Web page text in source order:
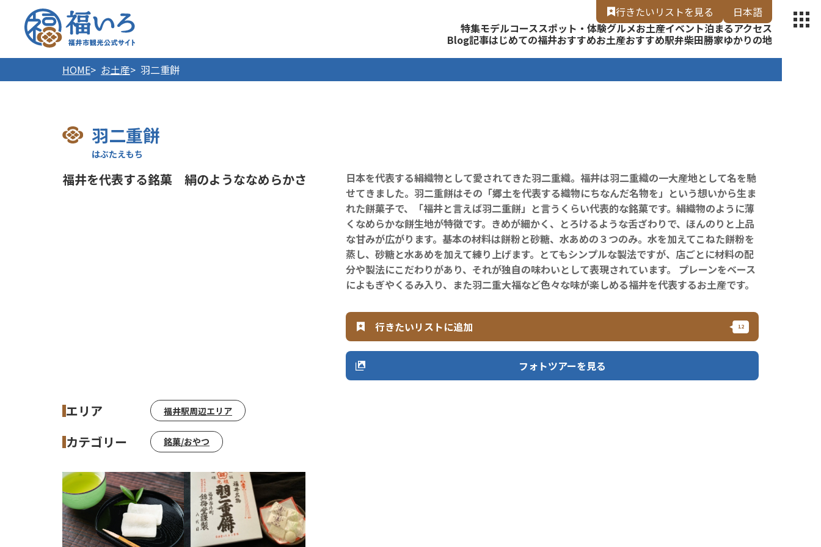
福井市観光公式サイト【福いろ】
行きたいリストを見る
日本語
English
特集モデルコーススポット・体験グルメお土産イベント泊まるアクセス
Blog記事はじめての福井おすすめお土産おすすめ駅弁柴田勝家ゆかりの地
HOME お土産 羽二重餅
羽二重餅
福井を代表する銘菓 絹のようななめらかさ
日本を代表する絹織物として愛されてきた羽二重織。福井は羽二重織の一大産地として名を馳
せてきました。羽二重餅はその「郷土を代表する織物にちなんだ名物を」という想いから生ま
れた餅菓子で、「福井と言えば羽二重餅」と言うくらい代表的な銘菓です。絹織物のように薄
くなめらかな餅生地が特徴です。きめが細かく、とろけるような舌ざわりで、ほんのりと上品
な甘みが広がります。基本の材料は餅粉と砂糖、水あめの３つのみ。水を加えてこねた餅粉を
蒸し、砂糖と水あめを加えて練り上げます。とてもシンプルな製法ですが、店ごとに材料の配
分や製法にこだわりがあり、それが独自の味わいとして表現されています。 プレーンをベース
によもぎやくるみ入り、また羽二重大福など色々な味が楽しめる福井を代表するお土産です。
行きたいリストに追加
フォトツアーを見る
エリア 福井駅周辺エリア
カテゴリー 銘菓/おやつ